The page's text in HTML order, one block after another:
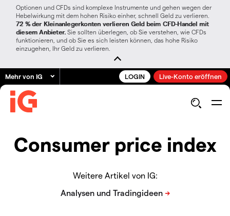
Optionen und CFDs sind komplexe Instrumente und gehen wegen der
Hebelwirkung mit dem hohen Risiko einher, schnell Geld zu verlieren.
72 % der Kleinanlegerkonten verlieren Geld beim CFD-Handel mit
diesem Anbieter. Sie sollten überlegen, ob Sie verstehen, wie CFDs
funktionieren, und ob Sie es sich leisten können, das hohe Risiko
einzugehen, Ihr Geld zu verlieren.
Mehr von IG LOGIN Live-Konto eröffnen
Consumer price index
Weitere Artikel von IG: